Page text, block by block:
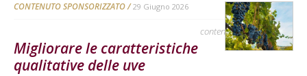
CONTENUTO SPONSORIZZATO 29 Giugno 2026
contenuto sponsorizzato
Migliorare le caratteristiche
qualitative delle uve